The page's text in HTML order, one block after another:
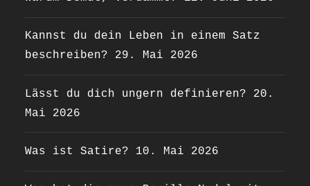
Kannst du dein Leben in einem Satz
beschreiben?
29. Mai 2026
Lässt du dich ungern definieren?
20.
Mai 2026
Was ist Satire? 10. Mai 2026